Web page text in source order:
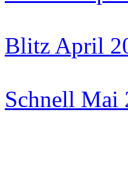
Blitz April
Schnell Mai